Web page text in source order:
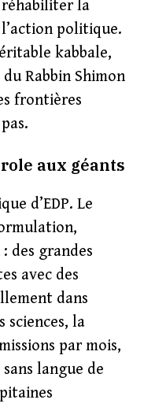
réhabiliter la
politique.
kabbale,
Rabbin Shimon
frontières
aux géants
d’EDP. Le
des grandes
avec des
dans
sciences, la
par mois,
langue de